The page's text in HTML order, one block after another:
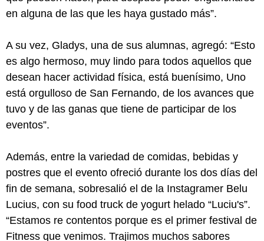
en alguna de las que les haya gustado más”.
A su vez, Gladys, una de sus alumnas, agregó: “Esto
es algo hermoso, muy lindo para todos aquellos que
desean hacer actividad física, está buenísimo, Uno
está orgulloso de San Fernando, de los avances que
tuvo y de las ganas que tiene de participar de los
eventos”.
Además, entre la variedad de comidas, bebidas y
postres que el evento ofreció durante los dos días del
fin de semana, sobresalió el de la Instagramer Belu
Lucius, con su food truck de yogurt helado “Luciu's”.
“Estamos re contentos porque es el primer festival de
Fitness que venimos. Trajimos muchos sabores